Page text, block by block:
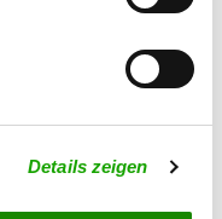
Details zeigen
Details